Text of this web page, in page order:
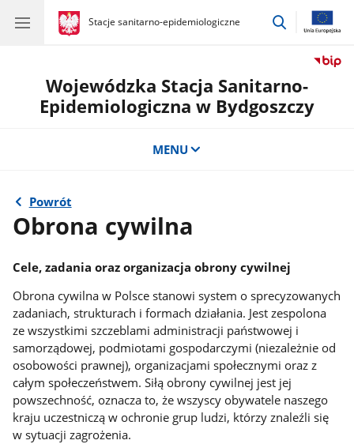
gov.pl
Stacje sanitarno-epidemiologiczne
gov.pl
Stacje
przejdź
Wojewódzka Stacja Sanitarno-
Epidemiologiczna w Bydgoszczy
MENU
Powrót
Obrona cywilna
Cele, zadania oraz organizacja obrony cywilnej
Obrona cywilna w Polsce stanowi system o sprecyzowanych
zadaniach, strukturach i formach działania. Jest zespolona
ze wszystkimi szczeblami administracji państwowej i
samorządowej, podmiotami gospodarczymi (niezależnie od
osobowości prawnej), organizacjami społecznymi oraz z
całym społeczeństwem. Siłą obrony cywilnej jest jej
powszechność, oznacza to, że wszyscy obywatele naszego
kraju uczestniczą w ochronie grup ludzi, którzy znaleźli się
w sytuacji zagrożenia.